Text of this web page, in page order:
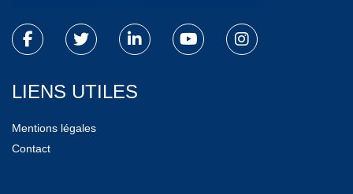
LIENS UTILES
Mentions légales
Contact